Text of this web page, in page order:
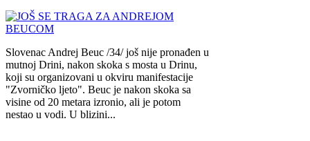
Slovenac Andrej Beuc /34/ još nije pronađen u
mutnoj Drini, nakon skoka s mosta u Drinu,
koji su organizovani u okviru manifestacije
"Zvorničko ljeto". Beuc je nakon skoka sa
visine od 20 metara izronio, ali je potom
nestao u vodi. U blizini...